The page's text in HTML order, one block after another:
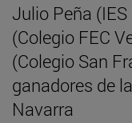
Julio Peña
(Colegio FEC
(Colegio San
ganadores de
Navarra